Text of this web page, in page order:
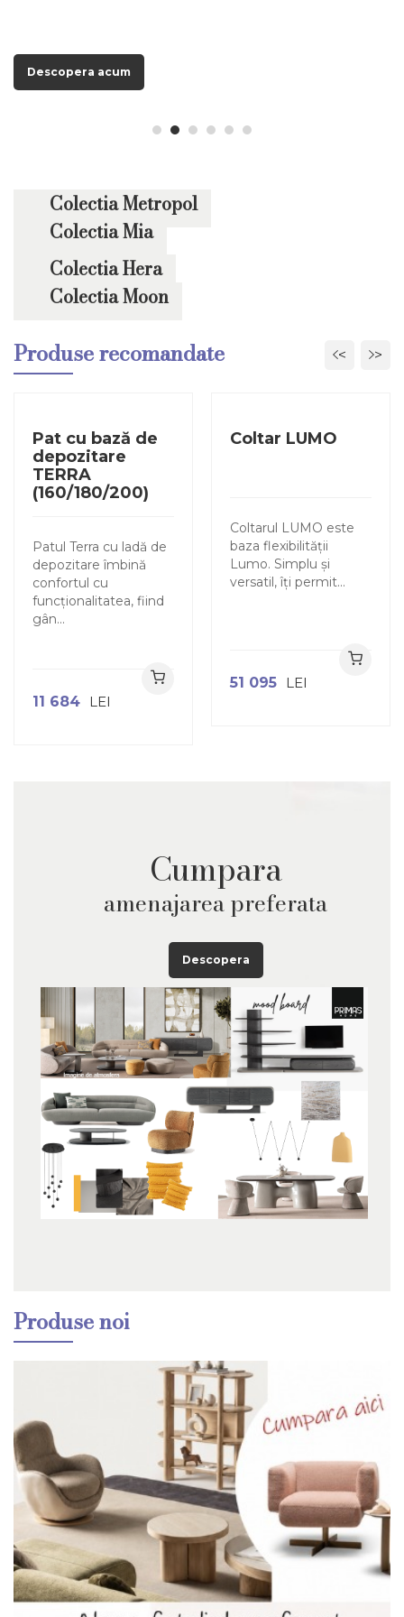
Descopera acum
Descopera acum
Descopera acum
Descopera acum
Descopera acum
Descopera acum
Colectia Metropol
Colectia Mia
Colectia Hera
Colectia Moon
Produse recomandate <
Pat cu bază de
depozitare
TERRA
(160/180/200)
Patul Terra cu ladă de
depozitare îmbină
confortul cu
funcționalitatea, fiind
gân...
11 684 LEI
Coltar LUMO
Coltarul LUMO este
baza flexibilității
Lumo. Simplu și
versatil, îți permit...
51 095 LEI
>
Cumpara
amenajarea preferata
Descopera
Produse noi